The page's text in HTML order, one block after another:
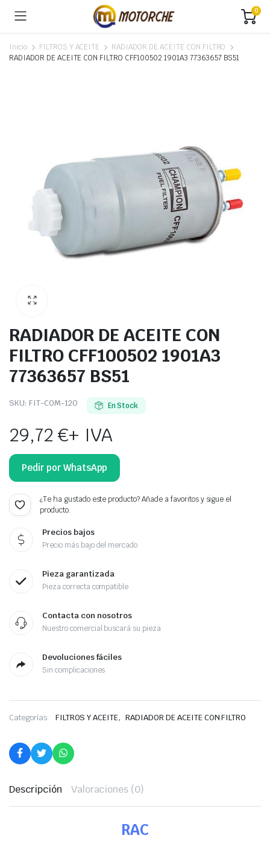
0
Inicio FILTROS Y ACEITE
RADIADOR DE ACEITE CON FILTRO
RADIADOR DE ACEITE CON FILTRO CFF100502 1901A3 77363657 BS51
RADIADOR DE ACEITE CON
FILTRO CFF100502 1901A3
77363657 BS51
SKU: FIT-COM-120 En Stock
29,72€+ IVA
Pedir por WhatsApp
¿Te ha gustado este producto? Añade a favoritos y sigue el
producto.
Precios bajos
Precio más bajo del mercado
Pieza garantizada
Pieza correcta compatible
Contacta con nosotros
Nuestro comercial buscará su pieza
Devoluciones fáciles
Sin complicaciones
Categorías: FILTROS Y ACEITE, RADIADOR DE ACEITE CON FILTRO
Descripción Valoraciones (0)
RAC